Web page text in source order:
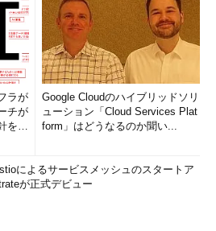
ラが
チが
を調
Google Cloudのハイブリッドソリ
ューション「Cloud Services Plat
form」はどうなるのか聞い...
によるサービスメッシュのスタートア
が正式デビュー